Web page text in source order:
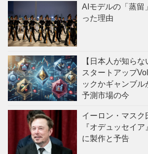
AIモデルの「蒸留
った理由
【日本人が知ら
スタートアップ
ックかギャンブ
予測市場の今
イーロン・マスク
『オデュッセイ
に製作と予告